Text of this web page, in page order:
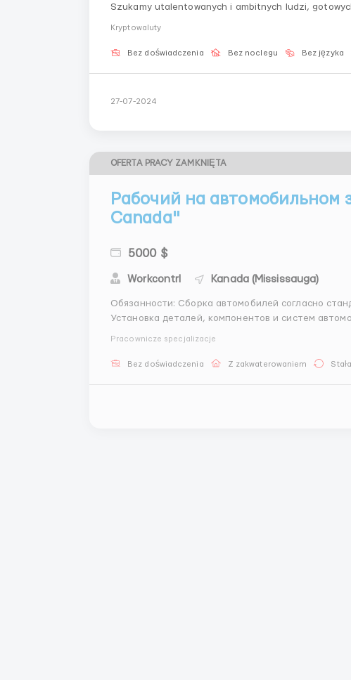
Szukamy utalentowanych i ambitnych ludzi,
Kryptowaluty
Bez doświadczenia Bez noclegu Bez języka
27-07-2024
OFERTA PRACY ZAMKNIĘTA
Рабочий на автомобильном
Canada"
5000 $
Workcontrl Kanada (Mississauga)
Обязанности: Сборка автомобилей согласно стандартам и техническим требованиям.
Установка деталей, компонентов и систем автомобиля. Осуществление проверок
Pracownicze specjalizacje
Bez doświadczenia Z zakwaterowaniem